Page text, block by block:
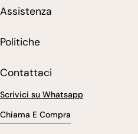
Assistenza
Politiche
Contattaci
Scrivici su Whatsapp
Chiama E Compra